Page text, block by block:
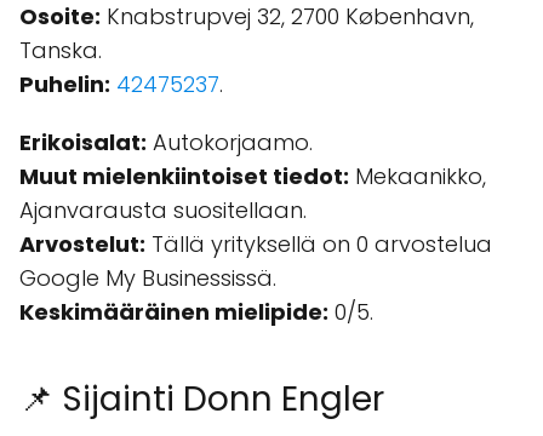
Osoite: Knabstrupvej 32, 2700 København,
Tanska.
Puhelin: 42475237.
Erikoisalat: Autokorjaamo.
Muut mielenkiintoiset tiedot: Mekaanikko,
Ajanvarausta suositellaan.
Arvostelut: Tällä yrityksellä on 0 arvostelua
Google My Businessissä.
Keskimääräinen mielipide: 0/5.
📌 Sijainti Donn Engler